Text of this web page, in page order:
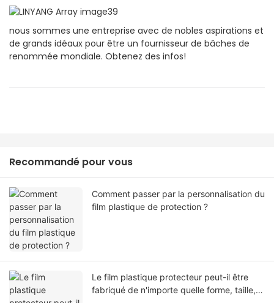
nous sommes une entreprise avec de nobles aspirations et
de grands idéaux pour être un fournisseur de bâches de
renommée mondiale. Obtenez des infos!
Recommandé pour vous
Comment passer par la personnalisation du
film plastique de protection ?
Le film plastique protecteur peut-il être
fabriqué de n'importe quelle forme, taille,